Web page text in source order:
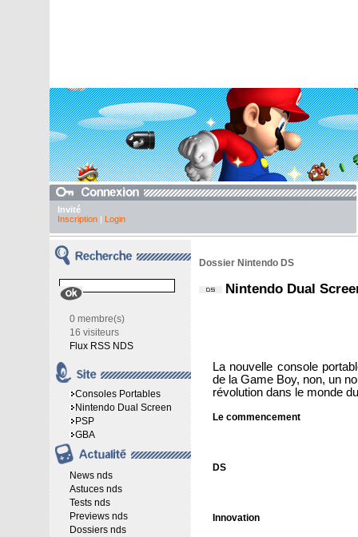
Invité
Inscription| Login
0 membre(s)
16 visiteurs
Flux RSS NDS
Consoles Portables
Nintendo Dual Screen
PSP
GBA
News nds
Astuces nds
Tests nds
Previews nds
Dossiers nds
Dossier Nintendo DS
Nintendo Dual
La nouvelle console
de la Game Boy, non, un
révolution dans le monde
Le commencement
DS
Innovation